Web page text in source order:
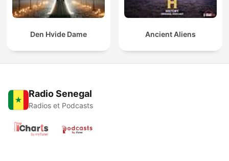
Den Hvide Dame Ancient Aliens
Radio Senegal
Radios et Podcasts